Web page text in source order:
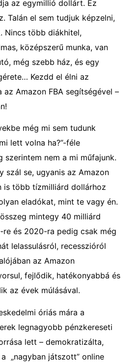
az egymillió dollárt. Ez
Talán el sem tudjuk képzelni,
Nincs több diákhitel,
középszerű munka, van
még szebb ház, és egy
Kezdd el élni az
az Amazon FBA segítségével –
még mi sem tudunk
lett volna ha?”-féle
szerintem nem a mi műfajunk.
szál se, ugyanis az Amazon
is több tízmilliárd dollárhoz
eladókat, mint te vagy én.
mintegy 40 milliárd
és 2020-ra pedig csak még
lelassulásról, recesszióról
az Amazon
fejlődik, hatékonyabbá és
az évek múlásával.
óriás mára a
legnagyobb pénzkereseti
lett – demokratizálta,
„nagyban játszott” online